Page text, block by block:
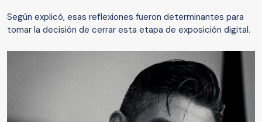
Según explicó, esas reflexiones fueron determinantes para
tomar la decisión de cerrar esta etapa de exposición digital.